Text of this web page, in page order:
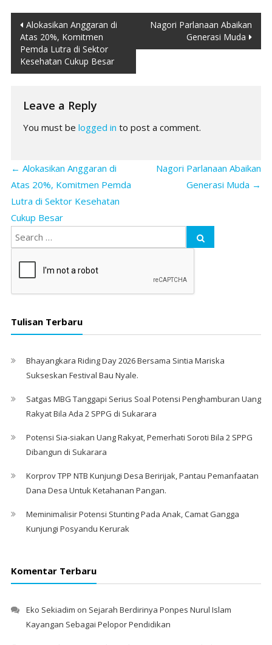
Post
navigation
Alokasikan Anggaran di
Atas 20%, Komitmen
Pemda Lutra di Sektor
Kesehatan Cukup Besar
Nagori Parlanaan Abaikan
Generasi Muda
Leave a Reply
You must be logged in to post a comment.
← Alokasikan Anggaran di
Atas 20%, Komitmen Pemda
Lutra di Sektor Kesehatan
Cukup Besar
Nagori Parlanaan Abaikan
Generasi Muda →
Tulisan Terbaru
Bhayangkara Riding Day 2026 Bersama Sintia Mariska
Sukseskan Festival Bau Nyale. ‎
Satgas MBG Tanggapi Serius Soal Potensi Penghamburan Uang
Rakyat Bila Ada 2 SPPG di Sukarara
Potensi Sia-siakan Uang Rakyat, Pemerhati Soroti Bila 2 SPPG
Dibangun di Sukarara
Korprov TPP NTB Kunjungi Desa Beririjak, Pantau Pemanfaatan
Dana Desa Untuk Ketahanan Pangan.
Meminimalisir Potensi Stunting Pada Anak, Camat Gangga
Kunjungi Posyandu Kerurak
Komentar Terbaru
Eko Sekiadim on Sejarah Berdirinya Ponpes Nurul Islam
Kayangan Sebagai Pelopor Pendidikan